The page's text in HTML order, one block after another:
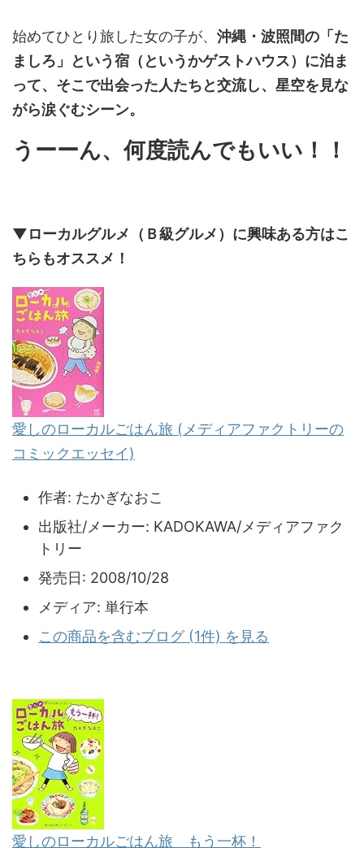
始めてひとり旅した女の子が、 沖縄・波照間の「た
ましろ」という宿（というかゲストハウス）に泊ま
って、そこで出会った人たちと交流し、星空を見な
がら涙ぐむシーン。
うーーん、何度読んでもいい！！
▼ローカルグルメ（Ｂ級グルメ）に興味ある方はこ
ちらもオススメ！
愛しのローカルごはん旅 (メディアファクトリーの
コミックエッセイ)
作者: たかぎなおこ
出版社/メーカー: KADOKAWA/メディアファク
トリー
発売日: 2008/10/28
メディア: 単行本
この商品を含むブログ (1件) を見る
愛しのローカルごはん旅 もう一杯！